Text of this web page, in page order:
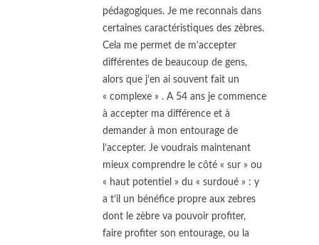
pédagogiques. Je me reconnais dans
certaines caractéristiques des zèbres.
Cela me permet de m’accepter
différentes de beaucoup de gens,
alors que j’en ai souvent fait un
« complexe » . A 54 ans je commence
à accepter ma différence et à
demander à mon entourage de
l’accepter. Je voudrais maintenant
mieux comprendre le côté « sur » ou
« haut potentiel » du « surdoué » : y
a t’il un bénéfice propre aux zebres
dont le zèbre va pouvoir profiter,
faire profiter son entourage, ou la